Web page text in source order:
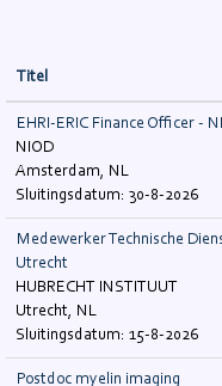
Titel
EHRI-ERIC Finance Officer -
NIOD
Amsterdam, NL
30-8-2026
Medewerker Technische
Utrecht
HUBRECHT INSTITUUT
Utrecht, NL
15-8-2026
Postdoc myelin imaging